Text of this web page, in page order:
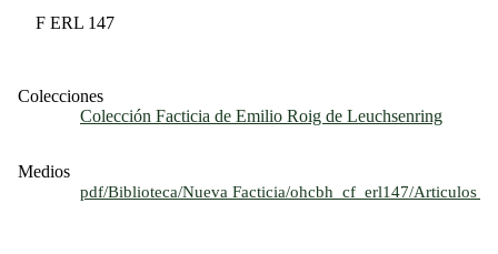
F ERL 147
Colecciones
Colección Facticia de Emilio Roig de Leuchsenring
Medios
pdf/Biblioteca/Nueva Facticia/ohcbh_cf_erl147/